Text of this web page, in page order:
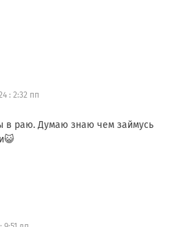
: 2:32 пп
в раю. Думаю знаю чем займусь